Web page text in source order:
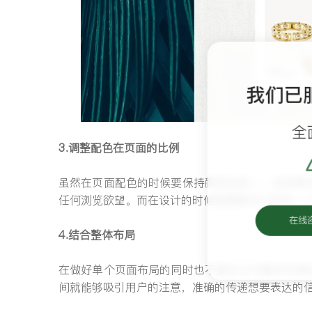
3.调整配色在页面的比例
虽然在页面配色的时候要保持颜色的统一，但如
任何浏览欲望。而在设计的时候就需要设计师有
4.结合整体布局
在做好单个页面布局的同时也不要忘记与整体布
间就能够吸引用户的注意，准确的传递想要表达
我们已
全
在线